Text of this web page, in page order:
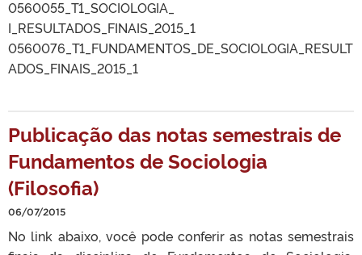
0560055_T1_SOCIOLOGIA_
I_RESULTADOS_FINAIS_2015_1
0560076_T1_FUNDAMENTOS_DE_SOCIOLOGIA_RESULT
ADOS_FINAIS_2015_1
Publicação das notas semestrais de
Fundamentos de Sociologia
(Filosofia)
06/07/2015
No link abaixo, você pode conferir as notas semestrais